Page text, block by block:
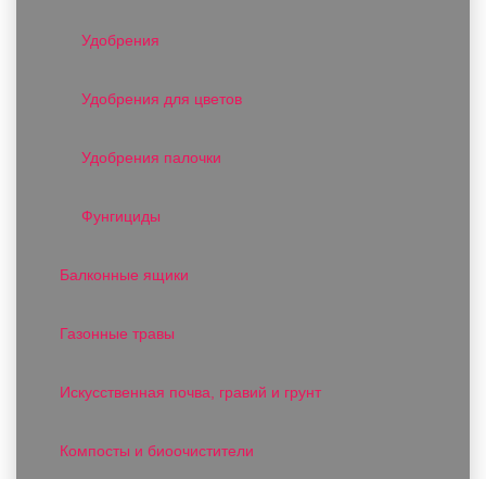
Удобрения
Удобрения для цветов
Удобрения палочки
Фунгициды
Балконные ящики
Газонные травы
Искусственная почва, гравий и грунт
Компосты и биоочистители